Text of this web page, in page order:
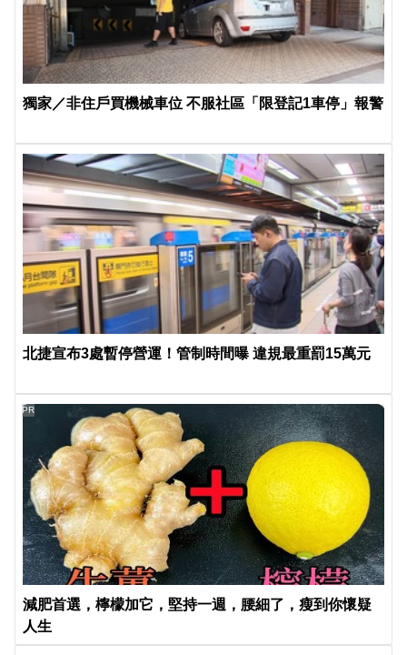
獨家／非住戶買機械車位 不服社區「限登記1車停」報警
北捷宣布3處暫停營運！管制時間曝 違規最重罰15萬元
減肥首選，檸檬加它，堅持一週，腰細了，瘦到你懷疑
人生
PR